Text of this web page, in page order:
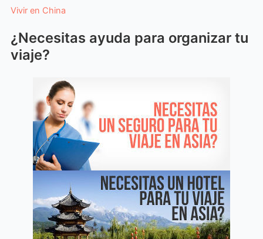
Vivir en China
¿Necesitas ayuda para organizar tu
viaje?